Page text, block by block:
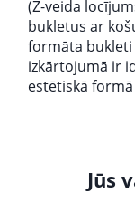
(Z-veida
bukletus ar
formāta bukleti
izkārtojumā ir
estētiskā
Jūs